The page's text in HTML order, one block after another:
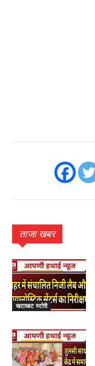
ताजा खबर
खटाखट स्टोरी